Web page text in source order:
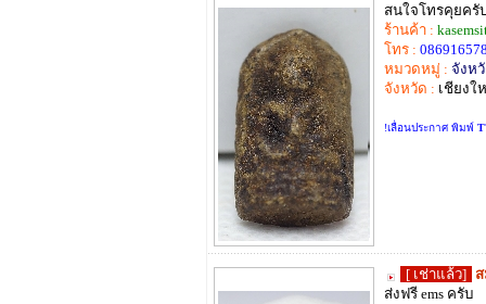
สนใจโทรคุยครั
ร้านค้า :
โทร :
หมวดหมู่ : จังห
จังหวัด : เชียงใ
!เลื่อนประกาศ พิมพ์
[ เช่าแล้ว]
ส่งฟรี ems ครับ